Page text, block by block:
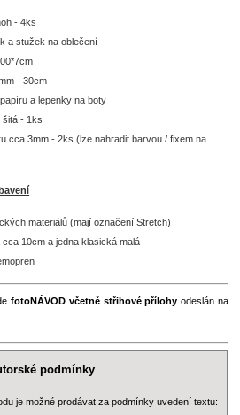
- 4ks
a stužek na oblečení
- 30cm
a lepenky na boty
šitá - 1ks
cca 3mm - 2ks (lze nahradit barvou / fixem na
materiálů (mají označení Stretch)
10cm a jedna klasická malá
fotoNÁVOD včetně střihové přílohy odeslán na
podmínky
je možné prodávat za podmínky uvedení textu: